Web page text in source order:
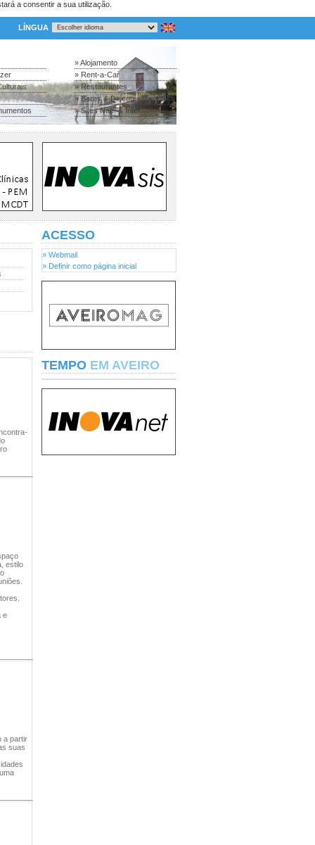
a consentir a sua utilização.
LÍNGUA
» Alojamento
» Rent-a-Car
» Restaurantes
» Bares & Discotecas
» Sites Nac. & Inter.
estilo
e
a partir
suas
ACESSO
» Webmail
» Definir como página inicial
TEMPO EM AVEIRO